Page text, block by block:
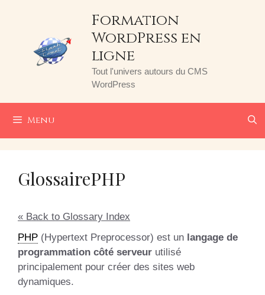
Formation
WordPress en
ligne
Tout l'univers autours du CMS
WordPress
Menu
GlossairePHP
« Back to Glossary Index
PHP (Hypertext Preprocessor) est un langage de
programmation côté serveur utilisé
principalement pour créer des sites web
dynamiques.